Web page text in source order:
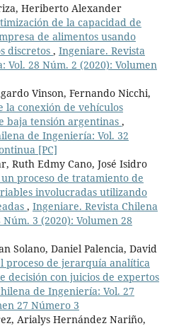
Heriberto Alexander
de la capacidad de
de alimentos usando
discretos , Ingeniare. Revista
Vol. 28 Núm. 2 (2020): Volumen
Vinson, Fernando Nicchi,
la conexión de vehículos
baja tensión argentinas ,
de Ingeniería: Vol. 32
[PC]
Ruth Edmy Cano, José Isidro
proceso de tratamiento de
involucradas utilizando
, Ingeniare. Revista Chilena
3 (2020): Volumen 28
Solano, Daniel Palencia, David
proceso de jerarquía analítica
decisión con juicios de expertos
de Ingeniería: Vol. 27
27 Número 3
Arialys Hernández Nariño,